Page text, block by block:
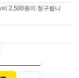
2,500원이 청구됩니